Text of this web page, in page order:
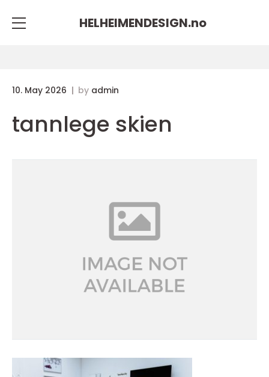
HELHEIMENDESIGN.no
10. May 2026 by admin
tannlege skien